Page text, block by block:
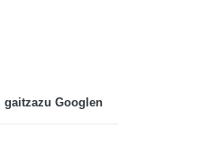
gaitzazu Googlen